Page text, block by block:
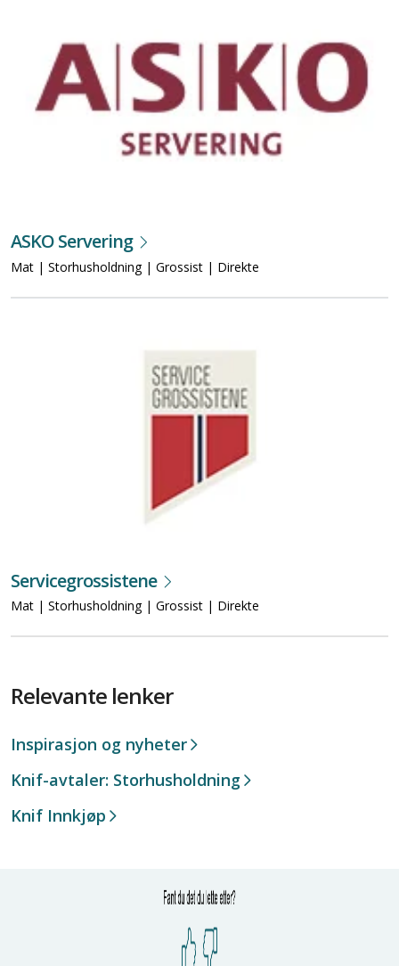
ASKO Servering
Mat | Storhusholdning | Grossist | Direkte
Servicegrossistene
Mat | Storhusholdning | Grossist | Direkte
Relevante lenker
Inspirasjon og nyheter
Knif-avtaler: Storhusholdning
Knif Innkjøp